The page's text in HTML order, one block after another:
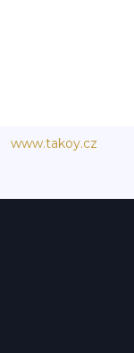
www.takoy.cz